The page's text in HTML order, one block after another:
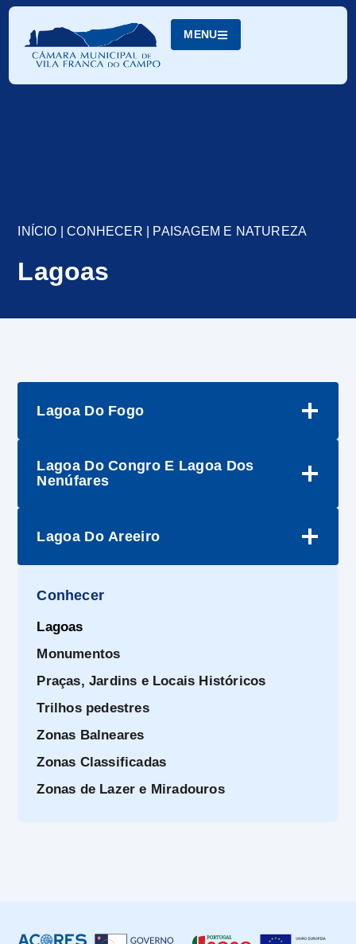
Skip
Content
MENU
INÍCIO |CONHECER PAISAGEM E NATUREZA
Lagoas
Conhecer
Lagoas
Monumentos
Praças, Jardins e Locais Históricos
Trilhos pedestres
Zonas Balneares
Zonas Classificadas
Zonas de Lazer e Miradouros
Lagoa Do Fogo
Lagoa Do Congro E Lagoa Dos
Nenúfares
Lagoa Do Areeiro